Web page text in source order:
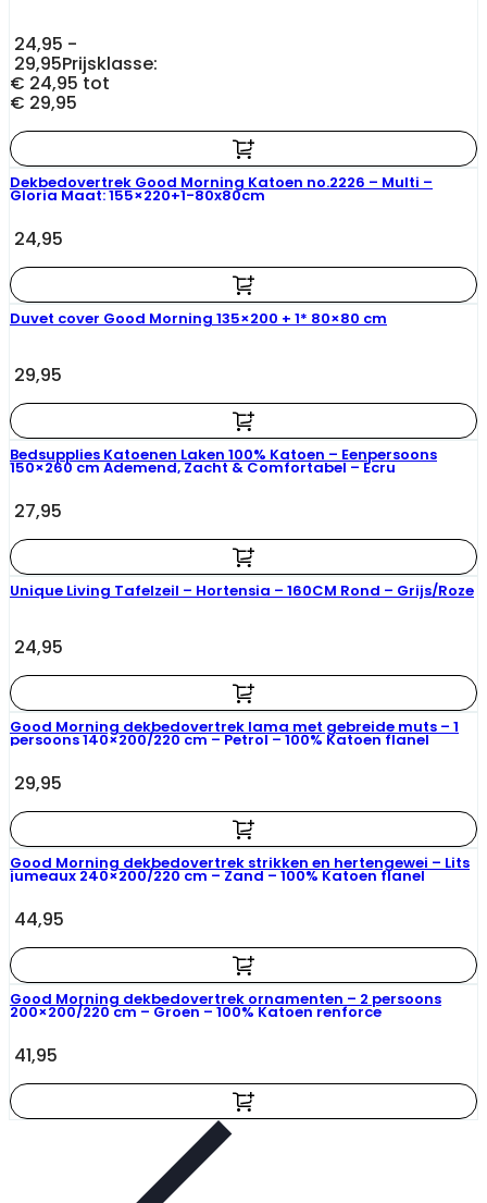
24,95 -
29,95Prijsklasse:
€ 24,95 tot
€ 29,95
Dekbedovertrek Good Morning Katoen no.2226 – Multi –
Gloria Maat: 155×220+1-80x80cm
24,95
Duvet cover Good Morning 135×200 + 1* 80×80 cm
29,95
Bedsupplies Katoenen Laken 100% Katoen – Eenpersoons
150×260 cm Ademend, Zacht & Comfortabel – Ecru
27,95
Unique Living Tafelzeil – Hortensia – 160CM Rond – Grijs/Roze
24,95
Good Morning dekbedovertrek lama met gebreide muts – 1
persoons 140×200/220 cm – Petrol – 100% Katoen flanel
29,95
Good Morning dekbedovertrek strikken en hertengewei – Lits
jumeaux 240×200/220 cm – Zand – 100% Katoen flanel
44,95
Good Morning dekbedovertrek ornamenten – 2 persoons
200×200/220 cm – Groen – 100% Katoen renforce
41,95